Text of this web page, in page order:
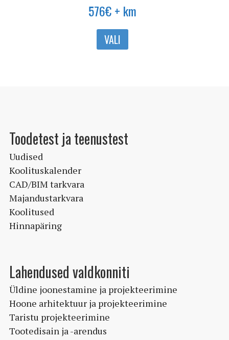
576€+ km
VALI
Sellel
tootelehel.
Toodetest ja teenustest
Uudised
Koolituskalender
CAD/BIM tarkvara
Majandustarkvara
Koolitused
Hinnapäring
Lahendused valdkonniti
Üldine joonestamine ja projekteerimine
Hoone arhitektuur ja projekteerimine
Taristu projekteerimine
Tootedisain ja -arendus